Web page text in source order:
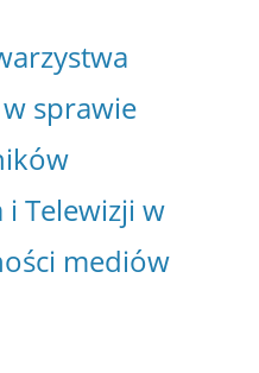
sprawie
i Telewizji w
mediów